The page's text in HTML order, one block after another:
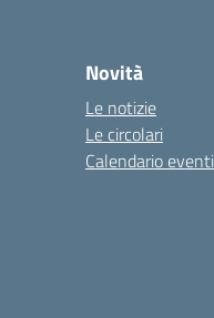
Novità
Le notizie
Le circolari
Calendario eventi